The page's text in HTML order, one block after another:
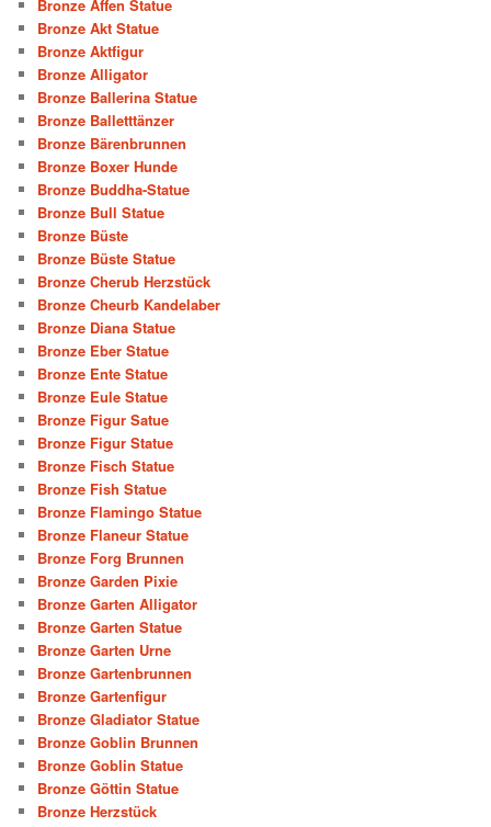
Bronze Affen Statue
Bronze Akt Statue
Bronze Aktfigur
Bronze Alligator
Bronze Ballerina Statue
Bronze Balletttänzer
Bronze Bärenbrunnen
Bronze Boxer Hunde
Bronze Buddha-Statue
Bronze Bull Statue
Bronze Büste
Bronze Büste Statue
Bronze Cherub Herzstück
Bronze Cheurb Kandelaber
Bronze Diana Statue
Bronze Eber Statue
Bronze Ente Statue
Bronze Eule Statue
Bronze Figur Satue
Bronze Figur Statue
Bronze Fisch Statue
Bronze Fish Statue
Bronze Flamingo Statue
Bronze Flaneur Statue
Bronze Forg Brunnen
Bronze Garden Pixie
Bronze Garten Alligator
Bronze Garten Statue
Bronze Garten Urne
Bronze Gartenbrunnen
Bronze Gartenfigur
Bronze Gladiator Statue
Bronze Goblin Brunnen
Bronze Goblin Statue
Bronze Göttin Statue
Bronze Herzstück